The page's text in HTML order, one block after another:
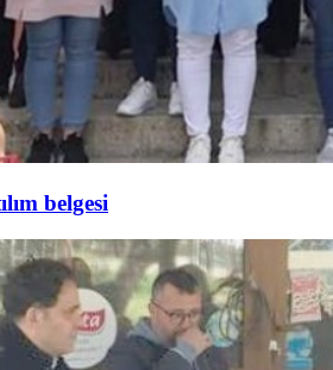
belgesi